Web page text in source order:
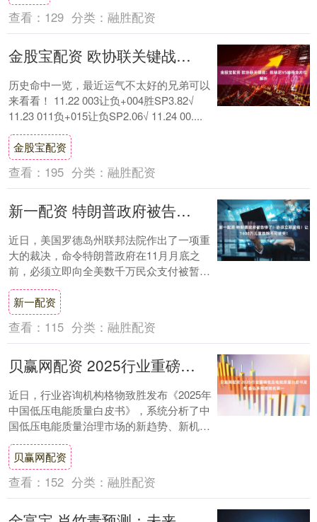
查看： 129 分类： 融胜配资
金股宝配资 欧协联关键战：兹林尼VS赫根全方位解析
历史命中一览，最近运气不太好的兄弟可以
来看看！ 11.22 003让负+004胜SP3.82√
11.23 011负+015让负SP2.06√ 11.24 00....
金股宝配资
查看： 195 分类： 融胜配资
新一配资 特朗普政府被告惨了！必须立即发钱！让1600万儿童挨饿不可接受！
近日，美国罗德岛州联邦法院作出了一项重
大的裁决，命令特朗普政府在11月月底之
前，必须立即向全美数千万民众支付被暂停
的“补充营养援助计划”（SNAP）福利金。此
次....
新一配资
查看： 115 分类： 融胜配资
贝赢网配资 2025行业重磅低压电能质量白皮书发布 盛弘多维度排名第一
近日，行业咨询机构格物致胜发布《2025年
中国低压电能质量白皮书》，系统分析了中
国低压电能质量治理市场的新趋势、新机遇
与竞争新格局。报告显示，盛弘股份
（3006....
贝赢网配资
查看： 152 分类： 融胜配资